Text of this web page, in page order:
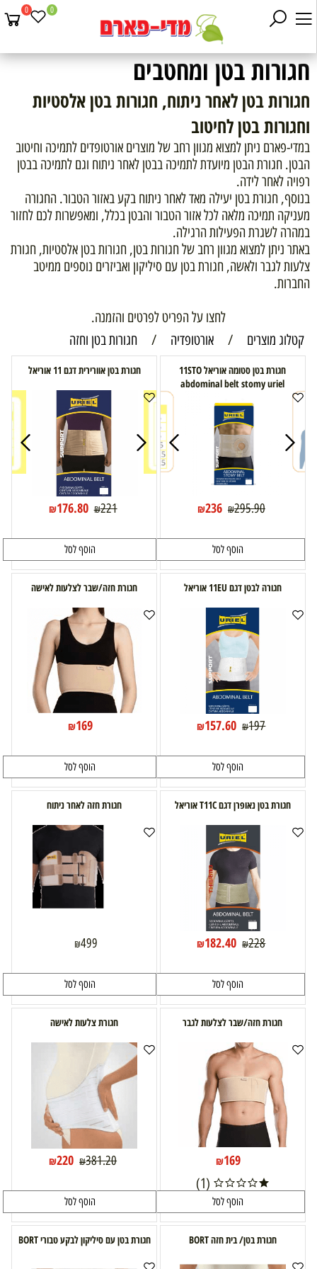
0 0
חגורות בטן ומחטבים
חגורות בטן לאחר ניתוח, חגורות בטן אלסטיות
וחגורות בטן לחיטוב
במדי-פארם ניתן למצוא מגוון רחב של מוצרים אורטופדים לתמיכה וחיטוב
הבטן. חגורת הבטן מיועדת לתמיכה בבטן לאחר ניתוח וגם לתמיכה בבטן
רפויה לאחר לידה.
בנוסף, חגורת בטן יעילה מאד לאחר ניתוח בקע באזור הטבור. החגורה
מעניקה תמיכה מלאה לכל אזור הטבור והבטן בכלל, ומאפשרות לכם לחזור
במהרה לשגרת הפעילות הרגילה.
באתר ניתן למצוא מגוון רחב של חגורות בטן, חגורות בטן אלסטיות, חגורת
צלעות לגבר ולאשה, חגורת בטן עם סיליקון ואביזרים נוספים ממיטב
החברות.
לחצו על הפריט לפרטים והזמנה.
קטלוג מוצרים
/ אורטופדיה / חגורות בטן וחזה
חגורת בטן סטומה אוריאל 11STO
abdominal belt stomy uriel
₪295.90
₪236
הוסף לסל
חגורת בטן אוורירית דגם 11 אוריאל
₪221
₪176.80
הוסף לסל
חגורה לבטן דגם 11EU אוריאל
₪197
₪157.60
הוסף לסל
חגורת חזה/שבר לצלעות לאישה
₪169
הוסף לסל
חגורת בטן נאופרן דגם T11C אוריאל
₪228
₪182.40
הוסף לסל
חגורת חזה לאחר ניתוח
₪499
הוסף לסל
חגורת חזה/שבר לצלעות לגבר
₪169
(1)
הוסף לסל
חגורת צלעות לאישה
₪381.20
₪220
הוסף לסל
חגורת בטן/ בית חזה BORT חגורת בטן עם סיליקון לבקע טבורי BORT